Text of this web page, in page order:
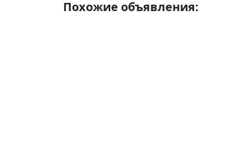
Похожие объявления: